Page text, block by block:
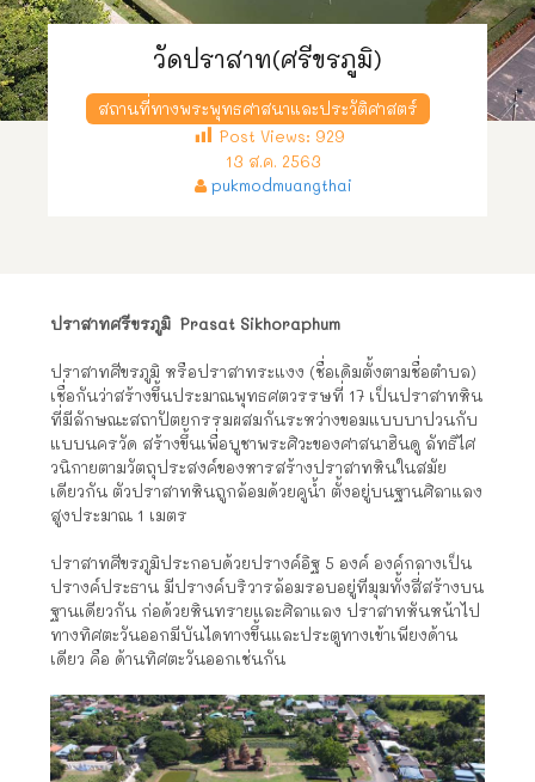
วัดปราสาท(ศรีขรภูมิ)
สถานที่ทางพระพุทธศาสนาและประวัติศาสตร์
Post Views: 929
13 ส.ค. 2563
pukmodmuangthai
ปราสาทศรีขรภูมิ Prasat Sikhoraphum
ปราสาทศีขรภูมิ หรือปราสาทระแงง (ชื่อเดิมตั้งตามชื่อตำบล)
เชื่อกันว่าสร้างขึ้นประมาณพุทธศตวรรษที่ 17 เป็นปราสาทหิน
ที่มีลักษณะสถาปัตยกรรมผสมกันระหว่างขอมแบบบาปวนกับ
แบบนครวัด สร้างขึ้นเพื่อบูชาพระศิวะของศาสนาฮินดู ลัทธิไศ
วนิกายตามวัตถุประสงค์ของหารสร้างปราสาทหินในสมัย
เดียวกัน ตัวปราสาทหินถูกล้อมด้วยคูน้ำ ตั้งอยู่บนฐานศิลาแลง
สูงประมาณ 1 เมตร
ปราสาทศีขรภูมิประกอบด้วยปรางค์อิฐ 5 องค์ องค์กลางเป็น
ปรางค์ประธาน มีปรางค์บริวารล้อมรอบอยู่ทีมุมทั้งสี่สร้างบน
ฐานเดียวกัน ก่อด้วยหินทรายและศิลาแลง ปราสาทหันหน้าไป
ทางทิศตะวันออกมีบันไดทางขึ้นและประตูทางเข้าเพียงด้าน
เดียว คือ ด้านทิศตะวันออกเช่นกัน